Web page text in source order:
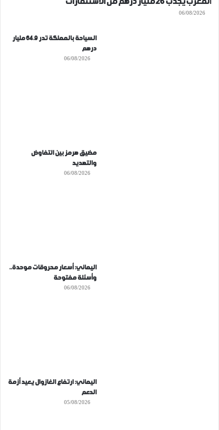
06/08/2026
السياحة بالمملكة تدر 64.9 مليار
درهم
06/08/2026
مضيق هرمز بين التفاوض
والتهديد
06/08/2026
اليماني: أسعار محروقات موحدة..
وأسئلة مفتوحة
06/08/2026
اليماني: ارتفاع الغازوال يعيد أزمة
الدعم
05/08/2026